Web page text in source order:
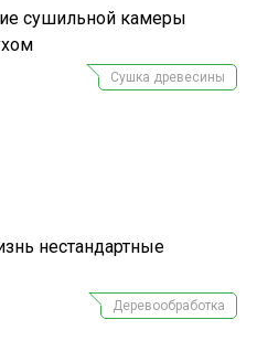
сушильной камеры
Сушка древесины
нестандартные
Деревообработка